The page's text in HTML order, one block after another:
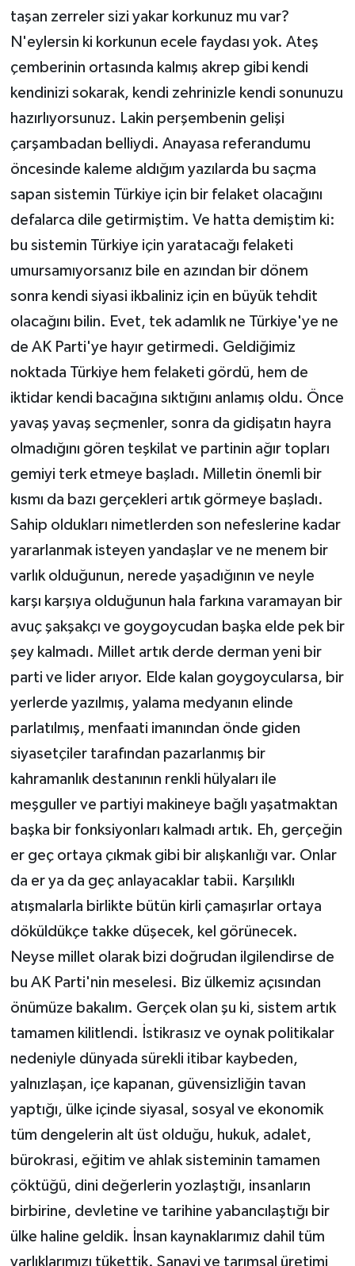
taşan zerreler sizi yakar korkunuz mu var?
N'eylersin ki korkunun ecele faydası yok. Ateş
çemberinin ortasında kalmış akrep gibi kendi
kendinizi sokarak, kendi zehrinizle kendi sonunuzu
hazırlıyorsunuz. Lakin perşembenin gelişi
çarşambadan belliydi. Anayasa referandumu
öncesinde kaleme aldığım yazılarda bu saçma
sapan sistemin Türkiye için bir felaket olacağını
defalarca dile getirmiştim. Ve hatta demiştim ki:
bu sistemin Türkiye için yaratacağı felaketi
umursamıyorsanız bile en azından bir dönem
sonra kendi siyasi ikbaliniz için en büyük tehdit
olacağını bilin. Evet, tek adamlık ne Türkiye'ye ne
de AK Parti'ye hayır getirmedi. Geldiğimiz
noktada Türkiye hem felaketi gördü, hem de
iktidar kendi bacağına sıktığını anlamış oldu. Önce
yavaş yavaş seçmenler, sonra da gidişatın hayra
olmadığını gören teşkilat ve partinin ağır topları
gemiyi terk etmeye başladı. Milletin önemli bir
kısmı da bazı gerçekleri artık görmeye başladı.
Sahip oldukları nimetlerden son nefeslerine kadar
yararlanmak isteyen yandaşlar ve ne menem bir
varlık olduğunun, nerede yaşadığının ve neyle
karşı karşıya olduğunun hala farkına varamayan bir
avuç şakşakçı ve goygoycudan başka elde pek bir
şey kalmadı. Millet artık derde derman yeni bir
parti ve lider arıyor. Elde kalan goygoycularsa, bir
yerlerde yazılmış, yalama medyanın elinde
parlatılmış, menfaati imanından önde giden
siyasetçiler tarafından pazarlanmış bir
kahramanlık destanının renkli hülyaları ile
meşguller ve partiyi makineye bağlı yaşatmaktan
başka bir fonksiyonları kalmadı artık. Eh, gerçeğin
er geç ortaya çıkmak gibi bir alışkanlığı var. Onlar
da er ya da geç anlayacaklar tabii. Karşılıklı
atışmalarla birlikte bütün kirli çamaşırlar ortaya
döküldükçe takke düşecek, kel görünecek.
Neyse millet olarak bizi doğrudan ilgilendirse de
bu AK Parti'nin meselesi. Biz ülkemiz açısından
önümüze bakalım. Gerçek olan şu ki, sistem artık
tamamen kilitlendi. İstikrasız ve oynak politikalar
nedeniyle dünyada sürekli itibar kaybeden,
yalnızlaşan, içe kapanan, güvensizliğin tavan
yaptığı, ülke içinde siyasal, sosyal ve ekonomik
tüm dengelerin alt üst olduğu, hukuk, adalet,
bürokrasi, eğitim ve ahlak sisteminin tamamen
çöktüğü, dini değerlerin yozlaştığı, insanların
birbirine, devletine ve tarihine yabancılaştığı bir
ülke haline geldik. İnsan kaynaklarımız dahil tüm
varlıklarımızı tükettik. Sanayi ve tarımsal üretimi